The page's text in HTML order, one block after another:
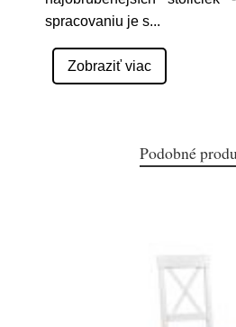
spracovaniu je s...
Zobraziť viac
Podobné